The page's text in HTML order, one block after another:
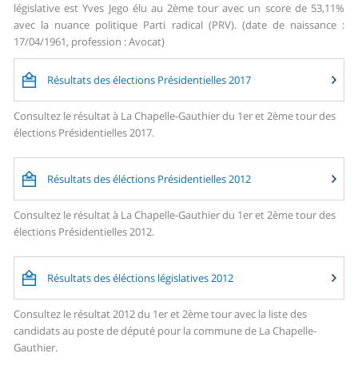
législative est Yves Jego élu au 2ème tour avec un score de 53,11%
avec la nuance politique Parti radical (PRV). (date de naissance :
17/04/1961, profession : Avocat)
Résultats des élections Présidentielles 2017
Consultez le résultat à La Chapelle-Gauthier du 1er et 2ème tour des
élections Présidentielles 2017.
Résultats des éléctions Présidentielles 2012
Consultez le résultat à La Chapelle-Gauthier du 1er et 2ème tour des
élections Présidentielles 2012.
Résultats des éléctions législatives 2012
Consultez le résultat 2012 du 1er et 2ème tour avec la liste des
candidats au poste de député pour la commune de La Chapelle-
Gauthier.